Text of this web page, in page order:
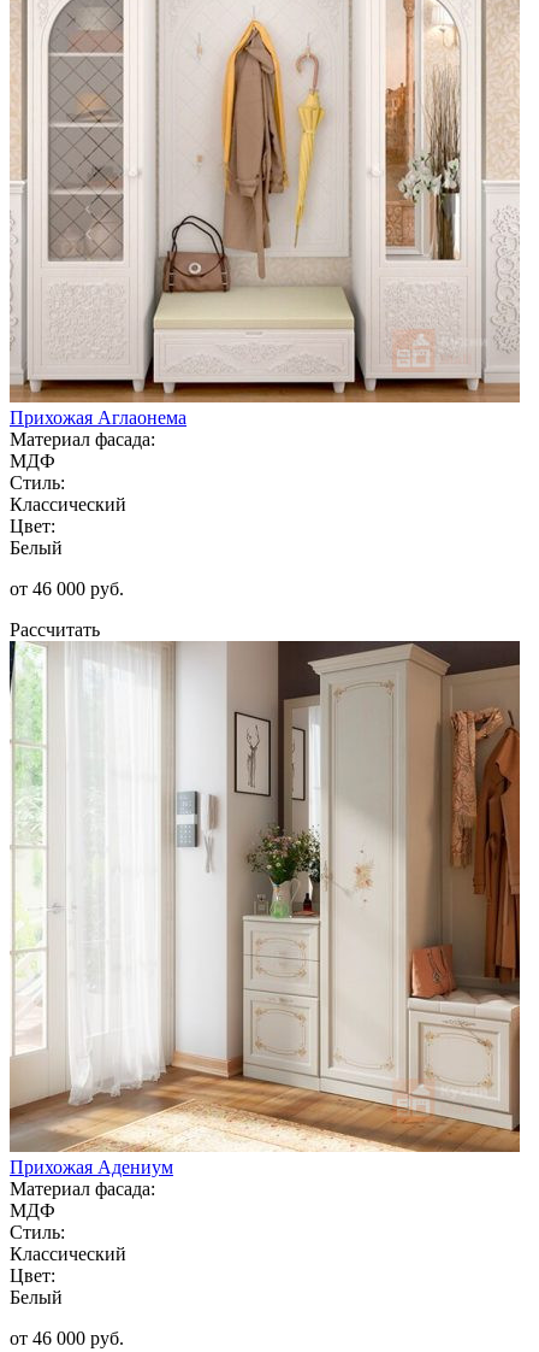
Прихожая Аглаонема
Материал фасада:
МДФ
Стиль:
Классический
Цвет:
Белый
от 46 000 руб.
Рассчитать
Прихожая Адениум
Материал фасада:
МДФ
Стиль:
Классический
Цвет:
Белый
от 46 000 руб.